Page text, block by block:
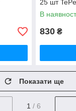
25 шт TePe
В
830 ₴
Показати ще
1 / 6